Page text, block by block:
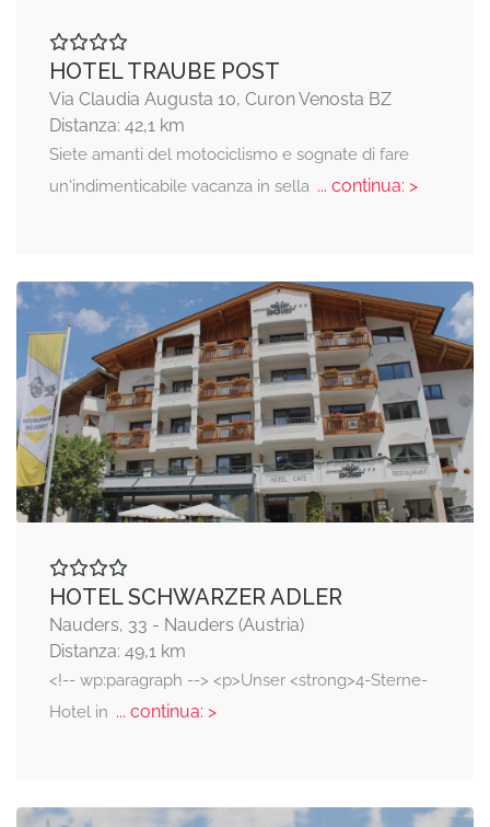
HOTEL TRAUBE POST
Via Claudia Augusta 10, Curon Venosta BZ
Distanza: 42,1 km
Siete amanti del motociclismo e sognate di fare
un'indimenticabile vacanza in sella ... continua: >
HOTEL SCHWARZER ADLER
Nauders, 33 - Nauders (Austria)
Distanza: 49,1 km
<!-- wp:paragraph --> <p>Unser <strong>4-Sterne-
Hotel in ... continua: >